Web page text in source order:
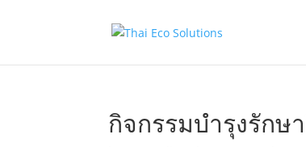
กิจกรรมบำรุงรักษ